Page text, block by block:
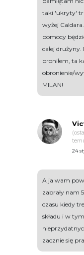
taki 'ukryty'
wyżej
pomocy
całej
broniłem, ta
obronienie/
MILAN!
24
A ja wam
zabrały nam
czasu kiedy
składu i w
zacznie się